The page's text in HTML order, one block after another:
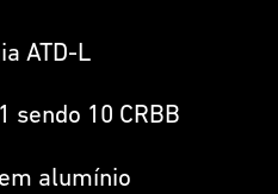
ATD-L
sendo 10 CRBB
alumínio